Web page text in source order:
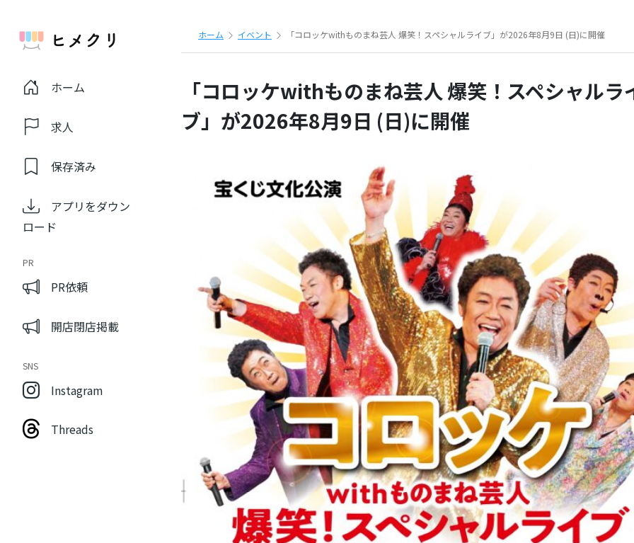
ホーム
求人
保存済み
アプリをダウン
ロード
PR
PR依頼
開店閉店掲載
SNS
Instagram
Threads
ホーム イベント 「コロッケwithものまね芸人 爆笑！スペシャルライブ」が2026年8月9日 (日)に開催
「コロッケwithものまね芸人 爆笑！スペシャルラ
ブ」が2026年8月9日 (日)に開催